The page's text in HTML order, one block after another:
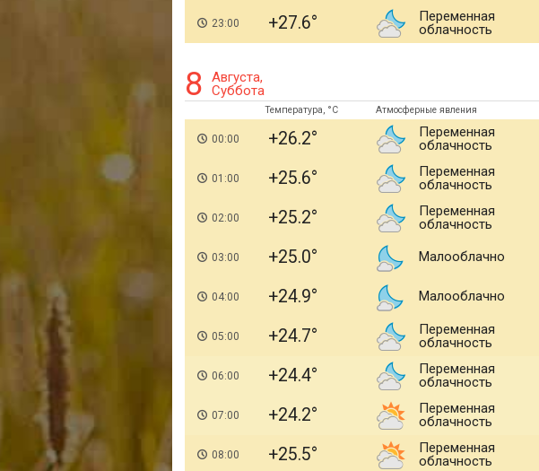
23:00 +27.6
Переменная
облачность
8
Августа,
Суббота
Температура, °C Атмосферные явления
00:00 +26.2
Переменная
облачность
01:00 +25.6
Переменная
облачность
02:00 +25.2
Переменная
облачность
03:00 +25.0 Малооблачно
04:00 +24.9 Малооблачно
05:00 +24.7
Переменная
облачность
06:00 +24.4
Переменная
облачность
07:00 +24.2
Переменная
облачность
08:00 +25.5
Переменная
облачность